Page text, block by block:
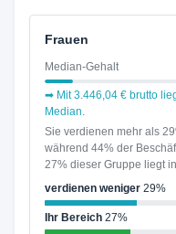
Frauen
Median-Gehalt
➡ Mit 3.446,04 € brutto
Median.
Sie verdienen mehr als
während 44% der
27% dieser Gruppe liegt
verdienen weniger29%
Ihr Bereich27%